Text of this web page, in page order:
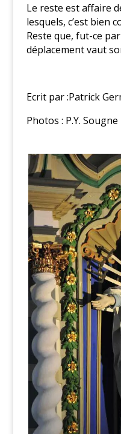
Le reste est affaire
lesquels, c’est bien
Reste que, fut-ce
déplacement vaut
Ecrit par :Patrick
Photos : P.Y.